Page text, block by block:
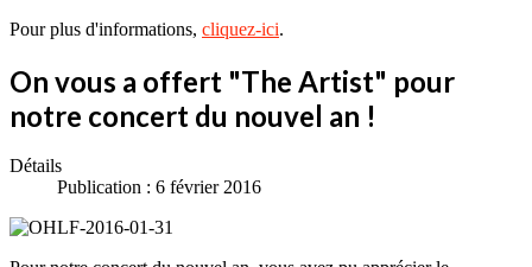
Pour plus d'informations, cliquez-ici.
On vous a offert "The Artist" pour
notre concert du nouvel an !
Détails
Publication : 6 février 2016